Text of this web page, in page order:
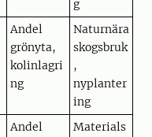
g
Andel
grönyta,
kolinlagri
ng
Naturnära
skogsbruk
,
nyplanter
ing
Andel
Materials